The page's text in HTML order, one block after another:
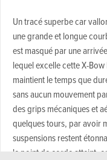
Un tracé superbe car
une grande et longue
est masqué par une
lequel excelle cette X-
maintient le temps que
sans aucun mouvement
des grips mécaniques et
quelques tours, par avoir
suspensions restent
le point de corde atteint,